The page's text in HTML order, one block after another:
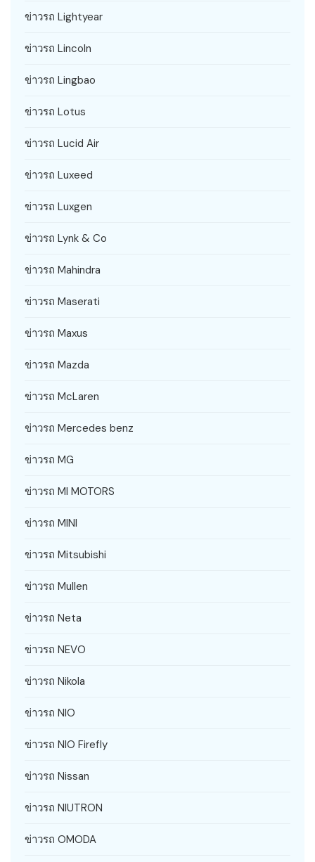
ข่าวรถ Lightyear
ข่าวรถ Lincoln
ข่าวรถ Lingbao
ข่าวรถ Lotus
ข่าวรถ Lucid Air
ข่าวรถ Luxeed
ข่าวรถ Luxgen
ข่าวรถ Lynk & Co
ข่าวรถ Mahindra
ข่าวรถ Maserati
ข่าวรถ Maxus
ข่าวรถ Mazda
ข่าวรถ McLaren
ข่าวรถ Mercedes benz
ข่าวรถ MG
ข่าวรถ MI MOTORS
ข่าวรถ MINI
ข่าวรถ Mitsubishi
ข่าวรถ Mullen
ข่าวรถ Neta
ข่าวรถ NEVO
ข่าวรถ Nikola
ข่าวรถ NIO
ข่าวรถ NIO Firefly
ข่าวรถ Nissan
ข่าวรถ NIUTRON
ข่าวรถ OMODA